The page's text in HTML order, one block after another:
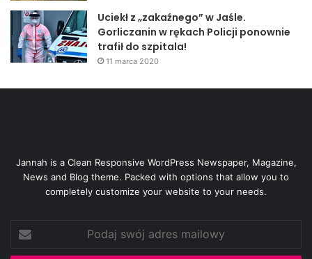
Uciekł z „zakaźnego” w Jaśle.
Gorliczanin w rękach Policji ponownie
trafił do szpitala!
11 marca 2020
Jannah is a Clean Responsive WordPress Newspaper, Magazine,
News and Blog theme. Packed with options that allow you to
completely customize your website to your needs.
swój
adres